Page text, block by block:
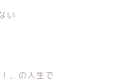
い
〟の人生で